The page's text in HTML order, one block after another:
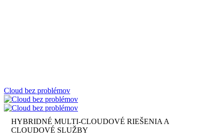
Cloud bez problémov
HYBRIDNÉ MULTI-CLOUDOVÉ RIEŠENIA A
CLOUDOVÉ SLUŽBY